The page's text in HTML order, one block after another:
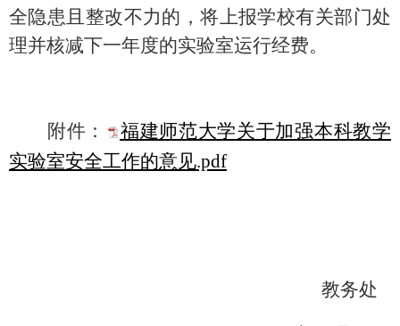
全隐患且整改不力的，将上报学校有关部门处
理并核减下一年度的实验室运行经费。
附件：
福建师范大学关于加强本科教学
实验室安全工作的意见.pdf
教务处